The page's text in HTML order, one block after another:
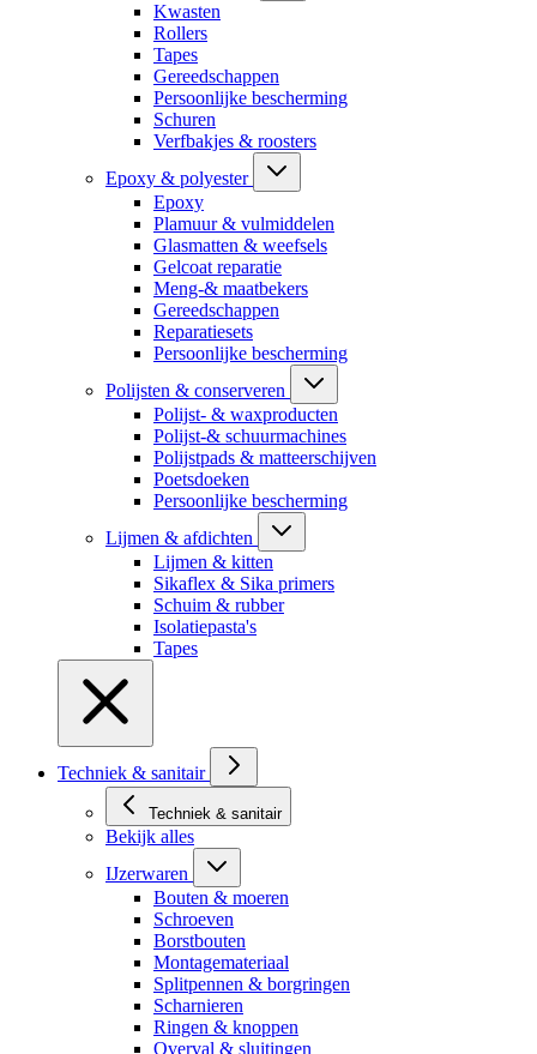
Kwasten
Rollers
Tapes
Gereedschappen
Persoonlijke bescherming
Schuren
Verfbakjes & roosters
Epoxy & polyester
Epoxy
Plamuur & vulmiddelen
Glasmatten & weefsels
Gelcoat reparatie
Meng-& maatbekers
Gereedschappen
Reparatiesets
Persoonlijke bescherming
Polijsten & conserveren
Polijst- & waxproducten
Polijst-& schuurmachines
Polijstpads & matteerschijven
Poetsdoeken
Persoonlijke bescherming
Lijmen & afdichten
Lijmen & kitten
Sikaflex & Sika primers
Schuim & rubber
Isolatiepasta's
Tapes
Techniek & sanitair
Techniek & sanitair
Bekijk alles
IJzerwaren
Bouten & moeren
Schroeven
Borstbouten
Montagemateriaal
Splitpennen & borgringen
Scharnieren
Ringen & knoppen
Overval & sluitingen